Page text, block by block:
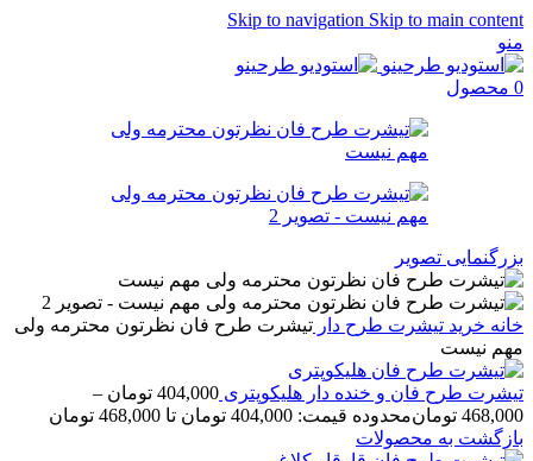
Skip to navigation Skip to main content
منو
0 محصول
بزرگنمایی تصویر
خانه خرید تیشرت طرح دار تیشرت طرح فان نظرتون محترمه ولی
مهم نیست
تیشرت طرح فان و خنده دار هلیکوپتری 404,000 تومان –
468,000 تومانمحدوده قیمت: 404,000 تومان تا 468,000 تومان
بازگشت به محصولات